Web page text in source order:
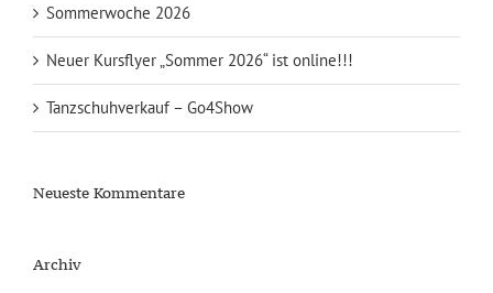
Sommerwoche 2026
Neuer Kursflyer „Sommer 2026“ ist online!!!
Tanzschuhverkauf – Go4Show
Neueste Kommentare
Archiv